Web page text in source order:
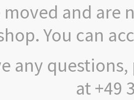
moved and
You can
any
at +49